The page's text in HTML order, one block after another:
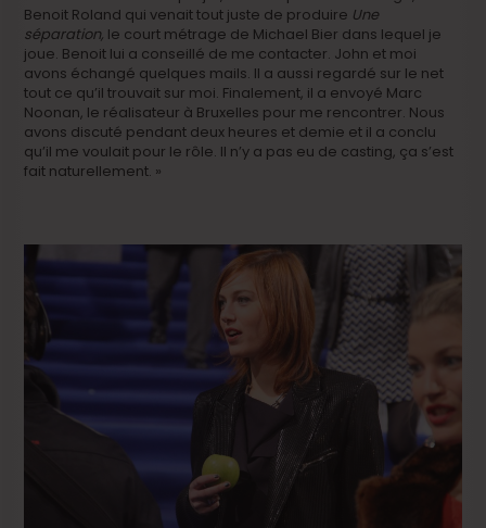
Benoit Roland qui venait tout juste de produire Une
séparation, le court métrage de Michael Bier dans lequel je
joue. Benoit lui a conseillé de me contacter. John et moi
avons échangé quelques mails. Il a aussi regardé sur le net
tout ce qu’il trouvait sur moi. Finalement, il a envoyé Marc
Noonan, le réalisateur à Bruxelles pour me rencontrer. Nous
avons discuté pendant deux heures et demie et il a conclu
qu’il me voulait pour le rôle. Il n’y a pas eu de casting, ça s’est
fait naturellement. »